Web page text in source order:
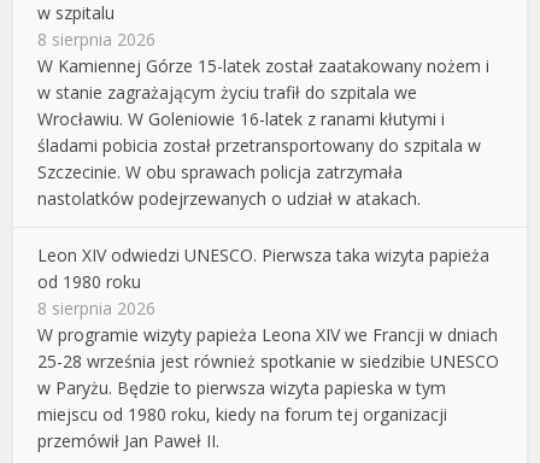
w szpitalu
8 sierpnia 2026
W Kamiennej Górze 15-latek został zaatakowany nożem i
w stanie zagrażającym życiu trafił do szpitala we
Wrocławiu. W Goleniowie 16-latek z ranami kłutymi i
śladami pobicia został przetransportowany do szpitala w
Szczecinie. W obu sprawach policja zatrzymała
nastolatków podejrzewanych o udział w atakach.
Leon XIV odwiedzi UNESCO. Pierwsza taka wizyta papieża
od 1980 roku
8 sierpnia 2026
W programie wizyty papieża Leona XIV we Francji w dniach
25-28 września jest również spotkanie w siedzibie UNESCO
w Paryżu. Będzie to pierwsza wizyta papieska w tym
miejscu od 1980 roku, kiedy na forum tej organizacji
przemówił Jan Paweł II.